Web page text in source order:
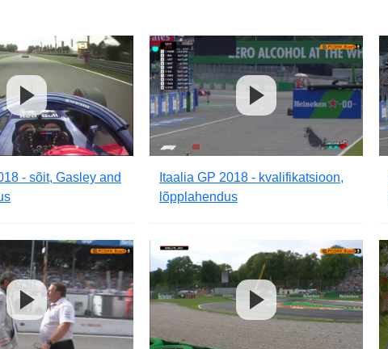
- sõit, Gasley and
Itaalia GP 2018 - kvalifikatsioon,
lõpplahendus